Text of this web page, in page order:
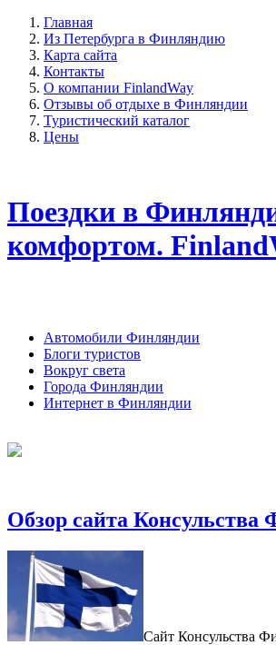
Главная
Из Петербурга в Финляндию
Карта сайта
Контакты
О компании FinlandWay
Отзывы об отдыхе в Финляндии
Туристический каталог
Цены
Поездки в
комфортом.
Автомобили Финляндии
Блоги туристов
Вокруг света
Города Финляндии
Интернет в Финляндии
Обзор сайта Консульства
Сайт Консульства